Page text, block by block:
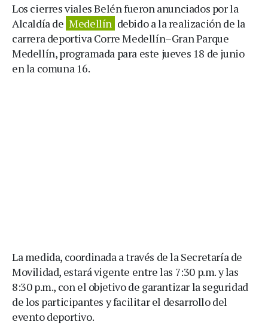
Los cierres viales Belén fueron anunciados por la
Alcaldía de Medellín debido a la realización de la
carrera deportiva Corre Medellín–Gran Parque
Medellín, programada para este jueves 18 de junio
en la comuna 16.
La medida, coordinada a través de la Secretaría de
Movilidad, estará vigente entre las 7:30 p.m. y las
8:30 p.m., con el objetivo de garantizar la seguridad
de los participantes y facilitar el desarrollo del
evento deportivo.